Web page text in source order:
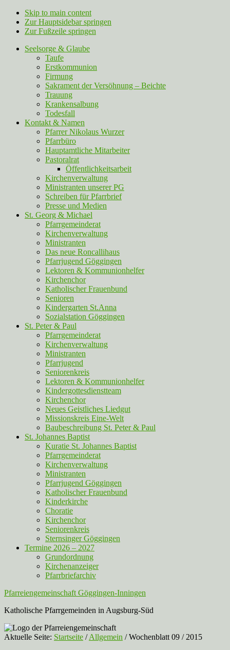
Skip to main content
Zur Hauptsidebar springen
Zur Fußzeile springen
Seelsorge & Glaube
Taufe
Erstkommunion
Firmung
Sakrament der Versöhnung – Beichte
Trauung
Krankensalbung
Todesfall
Kontakt & Namen
Pfarrer Nikolaus Wurzer
Pfarrbüro
Hauptamtliche Mitarbeiter
Pastoralrat
Öffentlichkeitsarbeit
Kirchenverwaltung
Ministranten unserer PG
Schreiben für Pfarrbrief
Presse und Medien
St. Georg & Michael
Pfarrgemeinderat
Kirchenverwaltung
Ministranten
Das neue Roncallihaus
Pfarrjugend Göggingen
Lektoren & Kommunionhelfer
Kirchenchor
Katholischer Frauenbund
Senioren
Kindergarten St.Anna
Sozialstation Göggingen
St. Peter & Paul
Pfarrgemeinderat
Kirchenverwaltung
Ministranten
Pfarrjugend
Seniorenkreis
Lektoren & Kommunionhelfer
Kindergottesdienstteam
Kirchenchor
Neues Geistliches Liedgut
Missionskreis Eine-Welt
Baubeschreibung St. Peter & Paul
St. Johannes Baptist
Kuratie St. Johannes Baptist
Pfarrgemeinderat
Kirchenverwaltung
Ministranten
Pfarrjugend Göggingen
Katholischer Frauenbund
Kinderkirche
Choratie
Kirchenchor
Seniorenkreis
Sternsinger Göggingen
Termine 2026 – 2027
Grundordnung
Kirchenanzeiger
Pfarrbriefarchiv
Pfarreiengemeinschaft Göggingen-Inningen
Katholische Pfarrgemeinden in Augsburg-Süd
Aktuelle Seite: Startseite / Allgemein /Wochenblatt 09 / 2015